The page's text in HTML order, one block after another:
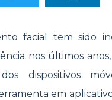
facial tem sido
nos últimos
dos dispositivos
em